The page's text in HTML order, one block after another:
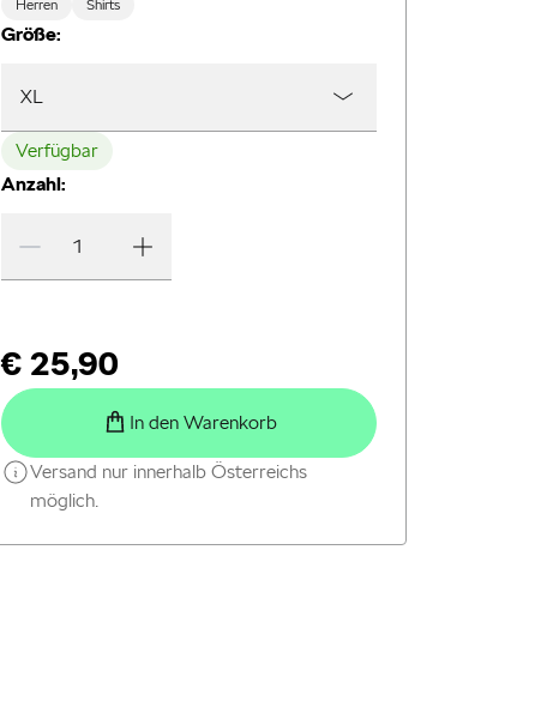
Herren
Shirts
Größe:
XL
Verfügbar
Anzahl:
€ 25,90
In den Warenkorb
Versand nur innerhalb Österreichs
möglich.